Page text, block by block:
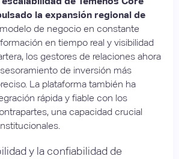
la expansión regional de
de negocio en constante
en tiempo real y visibilidad
los gestores de relaciones ahora
de inversión más
La plataforma también ha
rápida y fiable con los
una capacidad crucial
y la confiabilidad de